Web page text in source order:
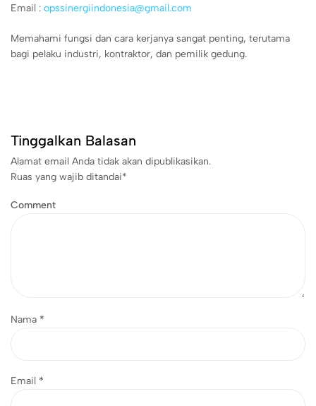
Email : opssinergiindonesia@gmail.com
Memahami fungsi dan cara kerjanya sangat penting, terutama
bagi pelaku industri, kontraktor, dan pemilik gedung.
Tinggalkan Balasan
Alamat email Anda tidak akan dipublikasikan.
Ruas yang wajib ditandai*
Comment
Nama *
Email *